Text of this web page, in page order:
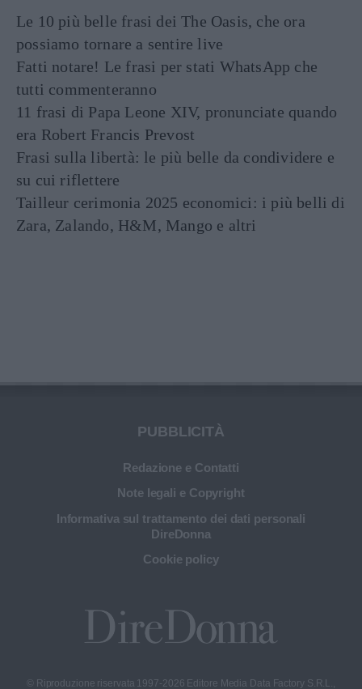
Le 10 più belle frasi dei The Oasis, che ora
possiamo tornare a sentire live
Fatti notare! Le frasi per stati WhatsApp che
tutti commenteranno
11 frasi di Papa Leone XIV, pronunciate quando
era Robert Francis Prevost
Frasi sulla libertà: le più belle da condividere e
su cui riflettere
Tailleur cerimonia 2025 economici: i più belli di
Zara, Zalando, H&M, Mango e altri
PUBBLICITÀ
Redazione e Contatti
Note legali e Copyright
Informativa sul trattamento dei dati personali
DireDonna
Cookie policy
© Riproduzione riservata 1997-2026 Editore Media Data Factory S.R.L.,